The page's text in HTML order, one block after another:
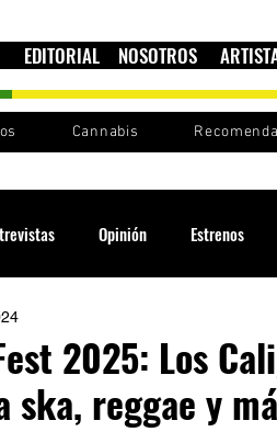
EDITORIAL NOSOTROS
Cannabis
Opinión Estrenos
Cultura política
Sound System Festivales
2025: Los
ska, reggae y